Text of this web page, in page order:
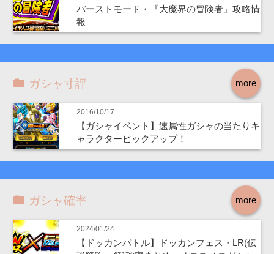
バーストモード・『大魔界の冒険者』攻略情
報
more
ガシャ寸評
2016/10/17
【ガシャイベント】速属性ガシャの当たりキ
ャラクターピックアップ！
more
ガシャ確率
2024/01/24
【ドッカンバトル】ドッカンフェス・LR(伝